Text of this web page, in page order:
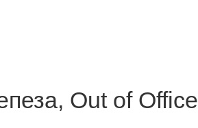
Out of Office